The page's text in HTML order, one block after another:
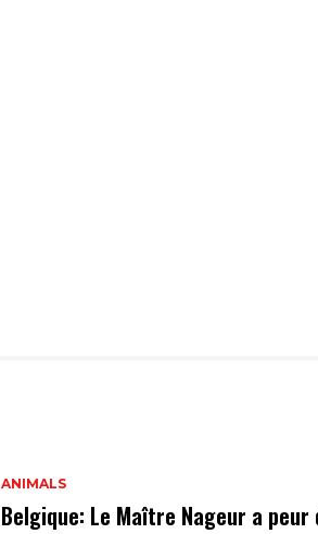
ANIMALS
Belgique: Le Maître Nageur a peur